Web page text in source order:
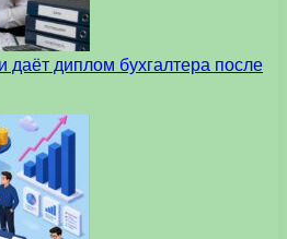
даёт диплом бухгалтера после